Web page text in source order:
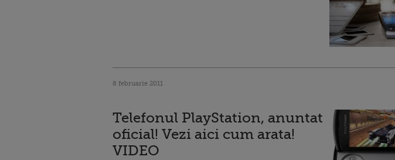
8 februarie 2011
Telefonul PlayStation, anuntat
oficial! Vezi aici cum arata!
VIDEO